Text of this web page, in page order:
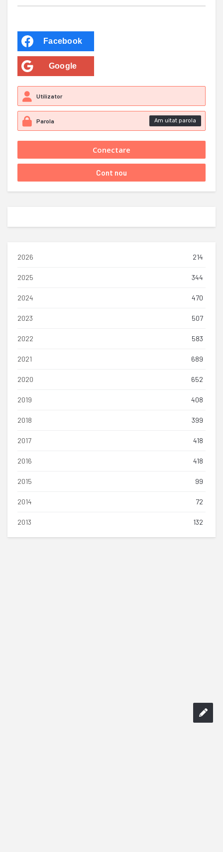
Facebook
Google
Am uitat parola
2026 214
2025 344
2024 470
2023 507
2022 583
2021 689
2020 652
2019 408
2018 399
2017 418
2016 418
2015 99
2014 72
2013 132